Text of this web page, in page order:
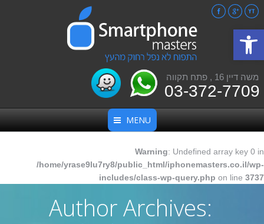
פתח סרגל נגישות
משה דיין 16 , פתח תקווה
03-372-7709
FacebookGoogle+
YouTube
MENU
Warning: Undefined array key 0 in
/home/yrase9lu7ry8/public_html/iphonemasters.co.il/wp-
includes/class-wp-query.php on line 3737
Author Archives: